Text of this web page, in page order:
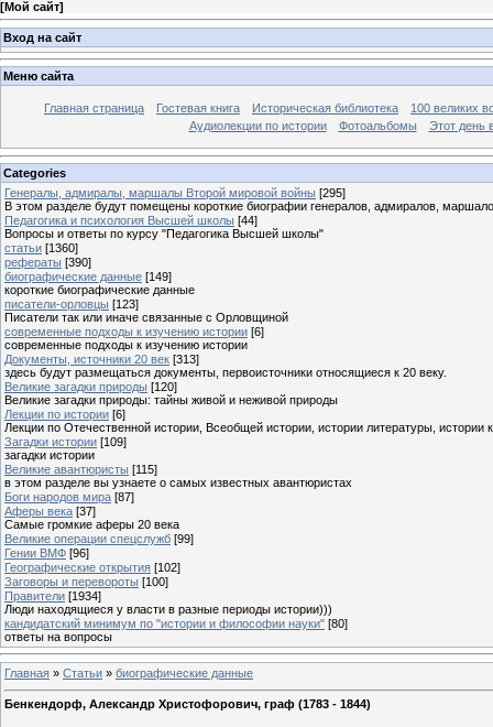
[Мой сайт]
Вход на сайт
Меню сайта
Главная страница Гостевая книга Историческая библиотека
100 великих
Аудиолекции по истории
Фотоальбомы Этот день
Categories
Генералы, адмиралы, маршалы Второй мировой войны [295]
В этом разделе будут помещены короткие биографии генералов, адмиралов,
Педагогика и психология Высшей школы [44]
Вопросы и ответы по курсу "Педагогика Высшей школы"
статьи [1360]
рефераты [390]
биографические данные [149]
короткие биографические данные
писатели-орловцы [123]
Писатели так или иначе связанные с Орловщиной
современные подходы к изучению истории [6]
современные подходы к изучению истории
Документы, источники 20 век [313]
здесь будут размещаться документы, первоисточники относящиеся к 20 веку.
Великие загадки природы [120]
Великие загадки природы: тайны живой и неживой природы
Лекции по истории [6]
Лекции по Отечественной истории, Всеобщей истории, истории литературы, истории
Загадки истории [109]
загадки истории
Великие авантюристы [115]
в этом разделе вы узнаете о самых известных авантюристах
Боги народов мира [87]
Аферы века [37]
Самые громкие аферы 20 века
Великие операции спецслужб [99]
Гении ВМФ [96]
Географические открытия [102]
Заговоры и перевороты [100]
Правители [1934]
Люди находящиеся у власти в разные периоды истории)))
кандидатский минимум по "истории и философии науки" [80]
ответы на вопросы
Главная » Статьи » биографические данные
Бенкендорф, Александр Христофорович, граф (1783 - 1844)